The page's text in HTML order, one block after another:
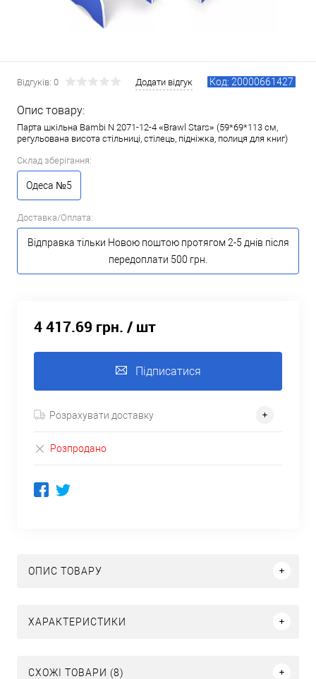
Відгуків: 0 Додати відгук Код: 20000661427
Опис товару:
Парта шкільна Bambi N 2071-12-4 «Brawl Stars» (59*69*113 см,
регульована висота стільниці, стілець, підніжка, полиця для книг)
Склад зберігання:
Одеса №5
Доставка/Оплата:
Відправка тільки Новою поштою протягом 2-5 днів після
передоплати 500 грн.
4 417.69 грн. / шт
Підписатися
Розрахувати доставку
Розпродано
ОПИС ТОВАРУ
ХАРАКТЕРИСТИКИ
СХОЖІ ТОВАРИ (8)